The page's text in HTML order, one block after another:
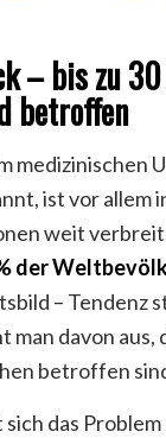
– bis zu
betroffen
medizinischen
ist vor allem
weit
der
– Tendenz
davon aus,
betroffen
sich das